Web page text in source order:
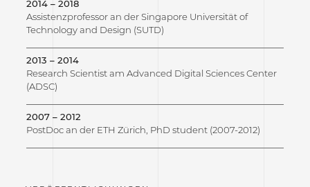
2014 – 2018
Assistenzprofessor an der Singapore Universität of
Technology and Design (SUTD)
2013 – 2014
Research Scientist am Advanced Digital Sciences Center
(ADSC)
2007 – 2012
PostDoc an der ETH Zürich, PhD student (2007-2012)